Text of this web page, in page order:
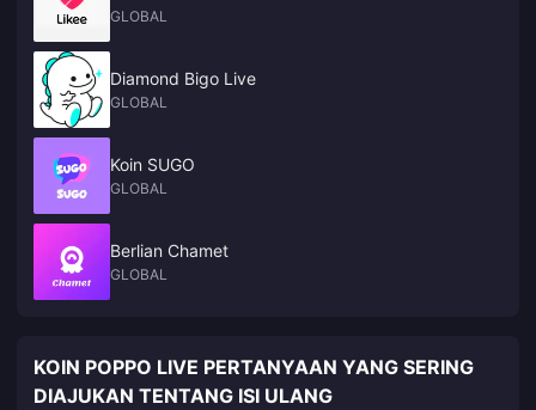
GLOBAL
Diamond Bigo Live
GLOBAL
Koin SUGO
GLOBAL
Berlian Chamet
GLOBAL
KOIN POPPO LIVE PERTANYAAN YANG SERING
DIAJUKAN TENTANG ISI ULANG